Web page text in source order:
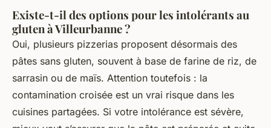
Existe-t-il des options pour les intolérants au
gluten à Villeurbanne ?
Oui, plusieurs pizzerias proposent désormais des
pâtes sans gluten, souvent à base de farine de riz, de
sarrasin ou de maïs. Attention toutefois : la
contamination croisée est un vrai risque dans les
cuisines partagées. Si votre intolérance est sévère,